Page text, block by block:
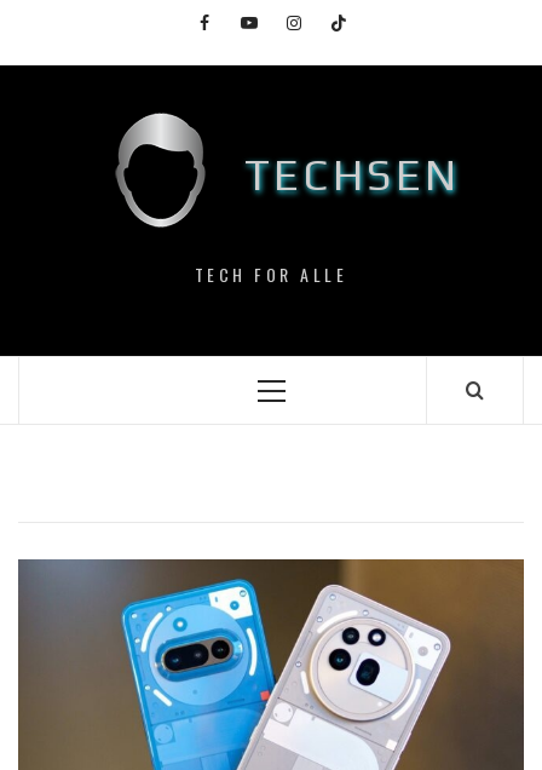
content
FacebookYouTubeInstagramTikTok
TECHSEN
TECH FOR ALLE
Primary